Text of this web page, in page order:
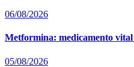
06/08/2026
Metformina: medicamento vital
05/08/2026